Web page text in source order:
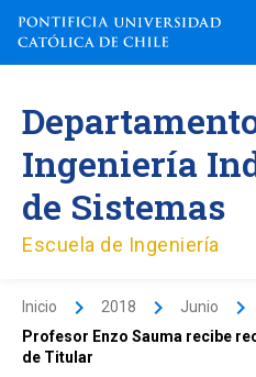
contenido
Ingeniería
de Sistemas
Escuela de Ingeniería
Inicio 2018 Junio
Profesor Enzo Sauma recibe
de Titular